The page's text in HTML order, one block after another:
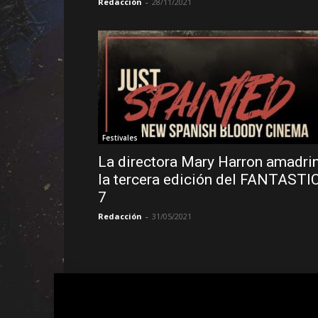
Festivales
La directora Mary Harron
la tercera edición del
7
Redacción - 31/05/2021